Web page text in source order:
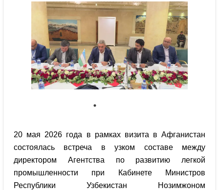
20 мая 2026 года в рамках визита в Афганистан
состоялась встреча в узком составе между
директором Агентства по развитию легкой
промышленности при Кабинете Министров
Республики Узбекистан Нозимжоном